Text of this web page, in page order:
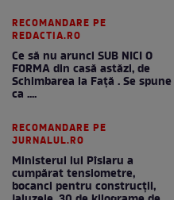
RECOMANDARE PE
REDACTIA.RO
Ce să nu arunci SUB NICI O
FORMA din casă astăzi, de
Schimbarea la Față . Se spune
ca ....
RECOMANDARE PE
JURNALUL.RO
Ministerul lui Pîslaru a
cumpărat tensiometre,
bocanci pentru construcții,